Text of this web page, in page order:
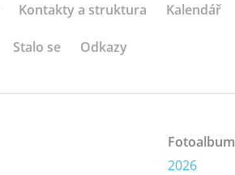
Kontakty a struktura Kalendář
Stalo se Odkazy
Fotoalbum
2026